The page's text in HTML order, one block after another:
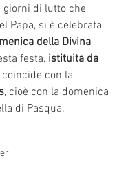
giorni di lutto che
Papa, si è celebrata
della Divina
festa, istituita da
coincide con la
, cioè con la domenica
di Pasqua.